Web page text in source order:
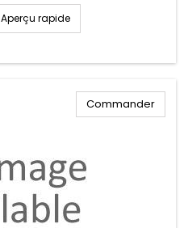
Aperçu rapide
Commander